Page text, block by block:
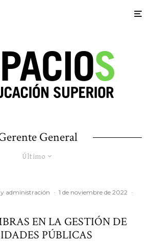
General
Último
y administración · 1 de noviembre de 2022 ·
EN LA GESTIÓN DE
PÚBLICAS